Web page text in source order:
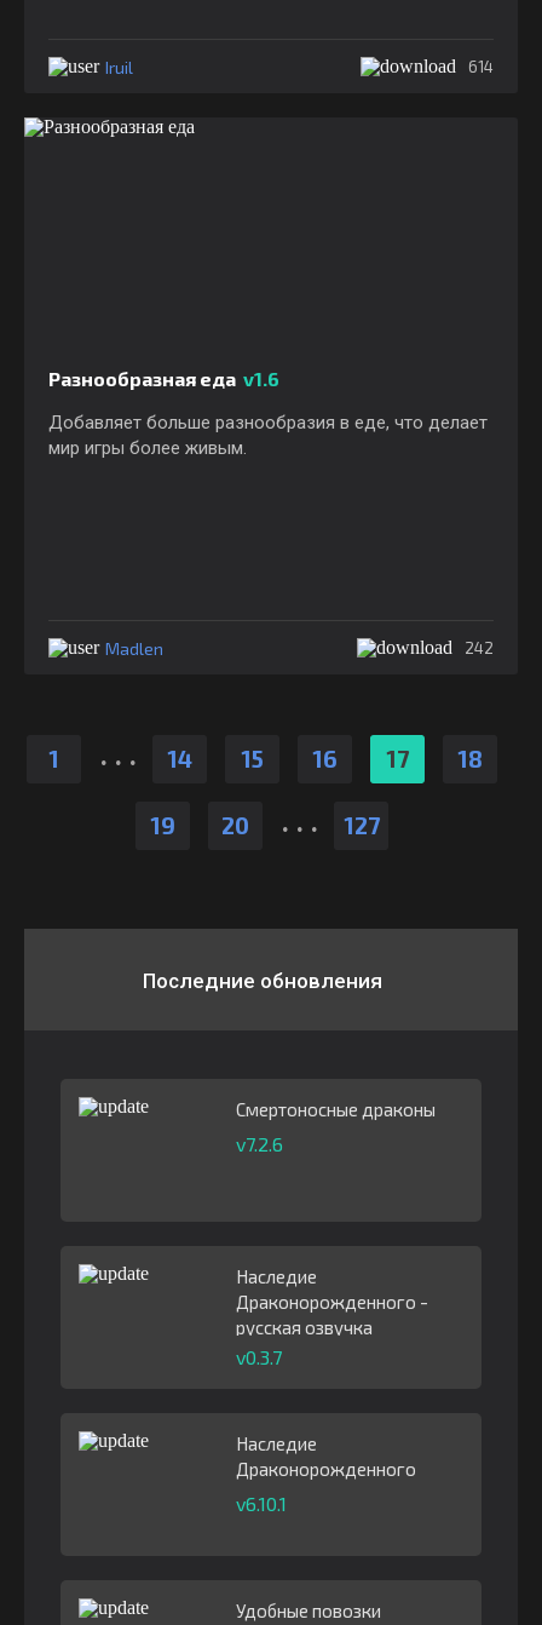
Iruil 614
Разнообразная еда v1.6
Добавляет больше разнообразия в еде, что делает
мир игры более живым.
Madlen 242
1 . . . 14 15 16 17 18
19 20 . . . 127
Последние обновления
Смертоносные драконы
v7.2.6
Наследие
Драконорожденного -
русская озвучка
v0.3.7
Наследие
Драконорожденного
v6.10.1
Удобные повозки